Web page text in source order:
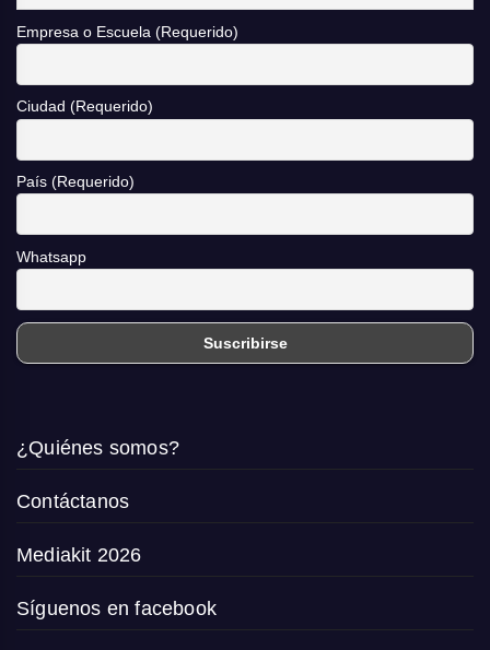
Empresa o Escuela (Requerido)
Ciudad (Requerido)
País (Requerido)
Whatsapp
¿Quiénes somos?
Contáctanos
Mediakit 2026
Síguenos en facebook